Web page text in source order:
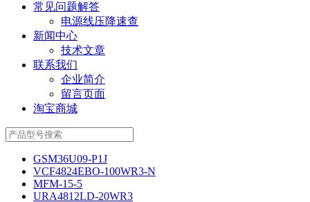
常见问题解答
电源线压降速查
新闻中心
技术文章
联系我们
企业简介
留言页面
淘宝商城
GSM36U09-P1J
VCF4824EBO-100WR3-N
MFM-15-5
URA4812LD-20WR3